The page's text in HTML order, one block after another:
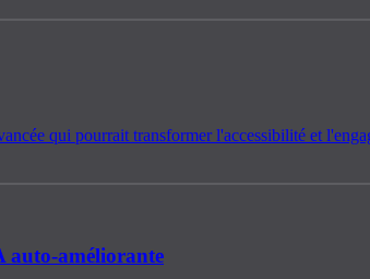
qui pourrait transformer l'accessibilité et
auto-améliorante